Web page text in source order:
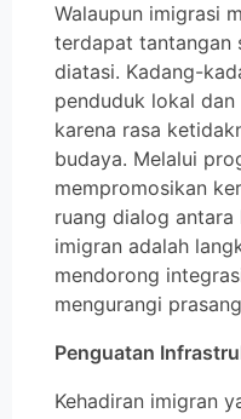
Walaupun imigrasi
terdapat tantangan
diatasi. Kadang-
penduduk lokal
karena rasa
budaya. Melalui
mempromosikan
ruang dialog
imigran adalah
mendorong
mengurangi
Penguatan
Kehadiran imigran